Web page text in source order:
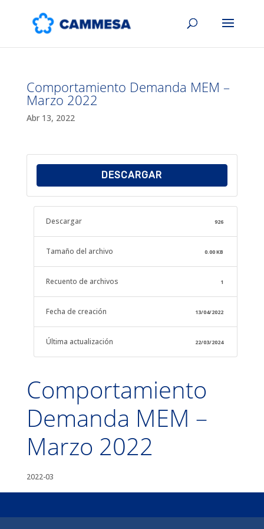
Comportamiento Demanda MEM –
Marzo 2022
Abr 13, 2022
DESCARGAR
Descargar 926
Tamaño del archivo 0.00 KB
Recuento de archivos 1
Fecha de creación 13/04/2022
Última actualización 22/03/2024
Comportamiento
Demanda MEM –
Marzo 2022
2022-03